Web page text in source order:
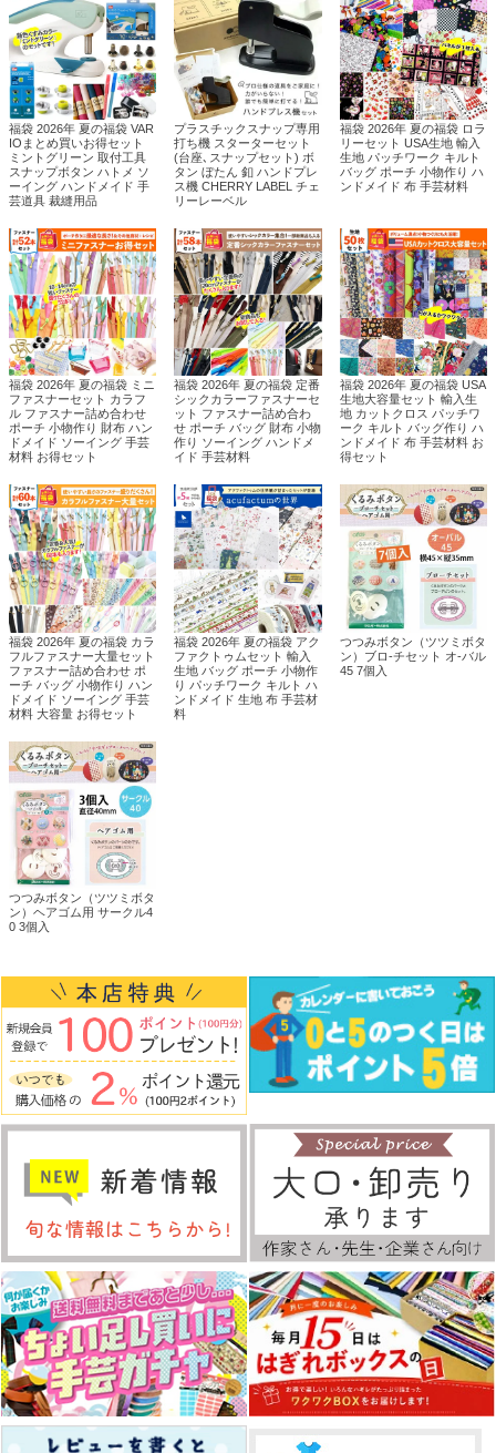
福袋 2026年 夏の福袋 VAR
IOまとめ買いお得セット
ミントグリーン 取付工具
スナップボタン ハトメ ソ
ーイング ハンドメイド 手
芸道具 裁縫用品
プラスチックスナップ専用
打ち機 スターターセット
(台座､スナップセット) ボ
タン ぼたん 釦 ハンドプレ
ス機 CHERRY LABEL チェ
リーレーベル
福袋 2026年 夏の福袋 ロラ
リーセット USA生地 輸入
生地 パッチワーク キルト
バッグ ポーチ 小物作り ハ
ンドメイド 布 手芸材料
福袋 2026年 夏の福袋 ミニ
ファスナーセット カラフ
ル ファスナー詰め合わせ
ポーチ 小物作り 財布 ハン
ドメイド ソーイング 手芸
材料 お得セット
福袋 2026年 夏の福袋 定番
シックカラーファスナーセ
ット ファスナー詰め合わ
せ ポーチ バッグ 財布 小物
作り ソーイング ハンドメ
イド 手芸材料
福袋 2026年 夏の福袋 USA
生地大容量セット 輸入生
地 カットクロス パッチワ
ーク キルト バッグ作り ハ
ンドメイド 布 手芸材料 お
得セット
福袋 2026年 夏の福袋 カラ
フルファスナー大量セット
ファスナー詰め合わせ ポ
ーチ バッグ 小物作り ハン
ドメイド ソーイング 手芸
材料 大容量 お得セット
福袋 2026年 夏の福袋 アク
ファクトゥムセット 輸入
生地 バッグ ポーチ 小物作
り パッチワーク キルト ハ
ンドメイド 生地 布 手芸材
料
つつみボタン（ツツミボタ
ン）ブロ-チセット オ-バル
45 7個入
つつみボタン（ツツミボタ
ン）ヘアゴム用 サークル4
0 3個入